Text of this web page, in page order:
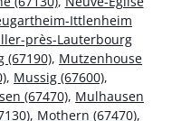
Ittlenheim
près-Lauterbourg
(67190), Mutzenhouse
, Mussig (67600),
(67470), Mulhausen
, Mothern (67470),